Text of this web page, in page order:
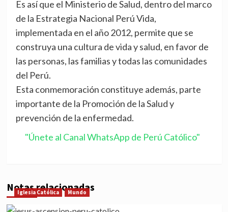
Es así que el Ministerio de Salud, dentro del marco
de la Estrategia Nacional Perú Vida,
implementada en el año 2012, permite que se
construya una cultura de vida y salud, en favor de
las personas, las familias y todas las comunidades
del Perú.
Esta conmemoración constituye además, parte
importante de la Promoción de la Salud y
prevención de la enfermedad.
"Únete al Canal WhatsApp de Perú Católico"
Notas relacionadas
Iglesia Católica Mundo